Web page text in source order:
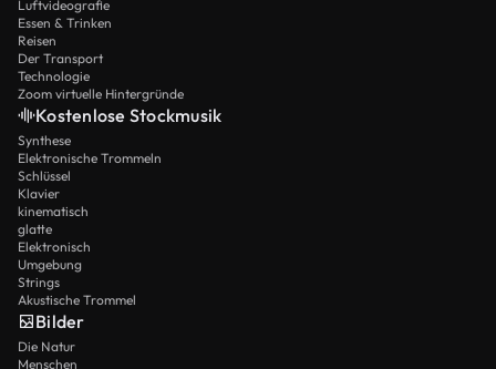
Luftvideografie
Essen & Trinken
Reisen
Der Transport
Technologie
Zoom virtuelle Hintergründe
Kostenlose Stockmusik
Synthese
Elektronische Trommeln
Schlüssel
Klavier
kinematisch
glatte
Elektronisch
Umgebung
Strings
Akustische Trommel
Bilder
Die Natur
Menschen